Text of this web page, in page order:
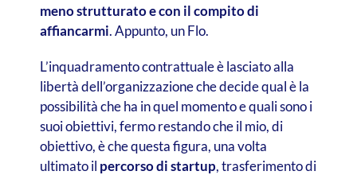
meno strutturato e con il compito di
affiancarmi. Appunto, un Flo.
L’inquadramento contrattuale è lasciato alla
libertà dell’organizzazione che decide qual è la
possibilità che ha in quel momento e quali sono i
suoi obiettivi, fermo restando che il mio, di
obiettivo, è che questa figura, una volta
ultimato il percorso di startup, trasferimento di